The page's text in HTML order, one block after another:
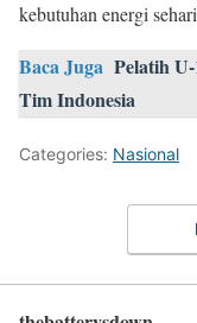
kebutuhan energi
Baca Juga Pelatih
Tim Indonesia
Categories: Nasional